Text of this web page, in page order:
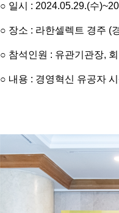
○ 일시 : 2024.05.29.(수
○ 장소 : 라한셀렉트 경주 (
○ 참석인원 : 유관기관장,
○ 내용 : 경영혁신 유공자